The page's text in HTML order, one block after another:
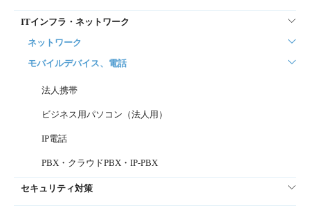
ITインフラ・ネットワーク
ネットワーク
モバイルデバイス、電話
法人携帯
ビジネス用パソコン（法人用）
IP電話
PBX・クラウドPBX・IP-PBX
セキュリティ対策